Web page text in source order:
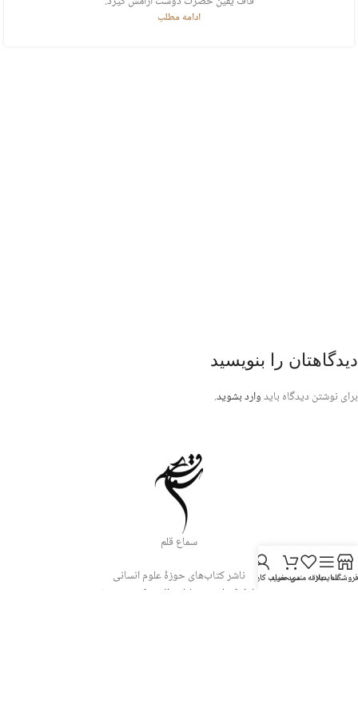
ادامه مطلب
دیدگاهتان را بنویسید
برای نوشتن دیدگاه بایدوارد بشوید.
سماع قلم
ناشر کتاب‌های حوزۀ علوم انسانی
تهران، میدان ولی‌عصر،بلوار کشاورز، خیابان دائمی، کوچه مرتضوی
فروشگاهسایدبارعلاقه مندیسبد خرید
حساب کاربری من